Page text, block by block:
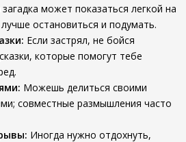
может показаться легкой на
остановиться и подумать.
Если застрял, не бойся
которые помогут тебе
Можешь делиться своими
совместные размышления часто
Иногда нужно отдохнуть,